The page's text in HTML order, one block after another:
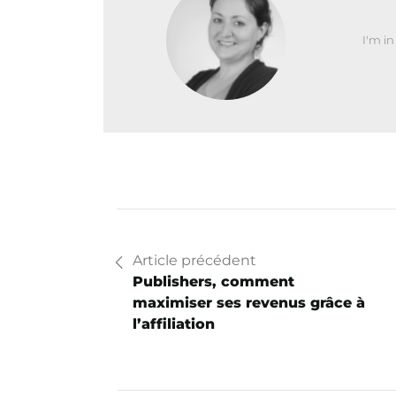
I'm
Article précédent
Publishers, comment
maximiser ses revenus grâce à
l’affiliation